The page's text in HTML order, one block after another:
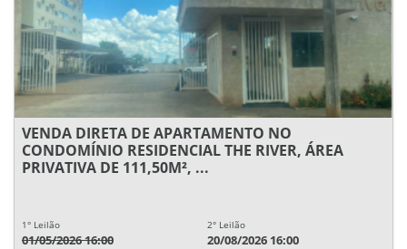
VENDA DIRETA DE APARTAMENTO NO
CONDOMÍNIO RESIDENCIAL THE RIVER, ÁREA
PRIVATIVA DE 111,50M², ...
1° Leilão
01/05/2026 16:00
2° Leilão
20/08/2026 16:00